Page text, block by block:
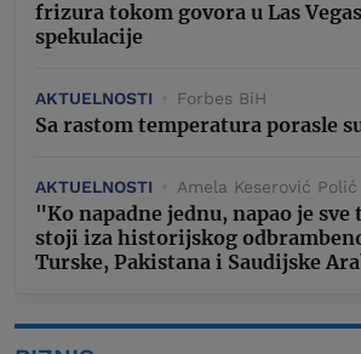
frizura tokom govora u Las
spekulacije
AKTUELNOSTI Forbes BiH
Sa rastom temperatura porasle
AKTUELNOSTI Amela Keserović Polić
"Ko napadne jednu, napao je
stoji iza historijskog
Turske, Pakistana i Saudijske